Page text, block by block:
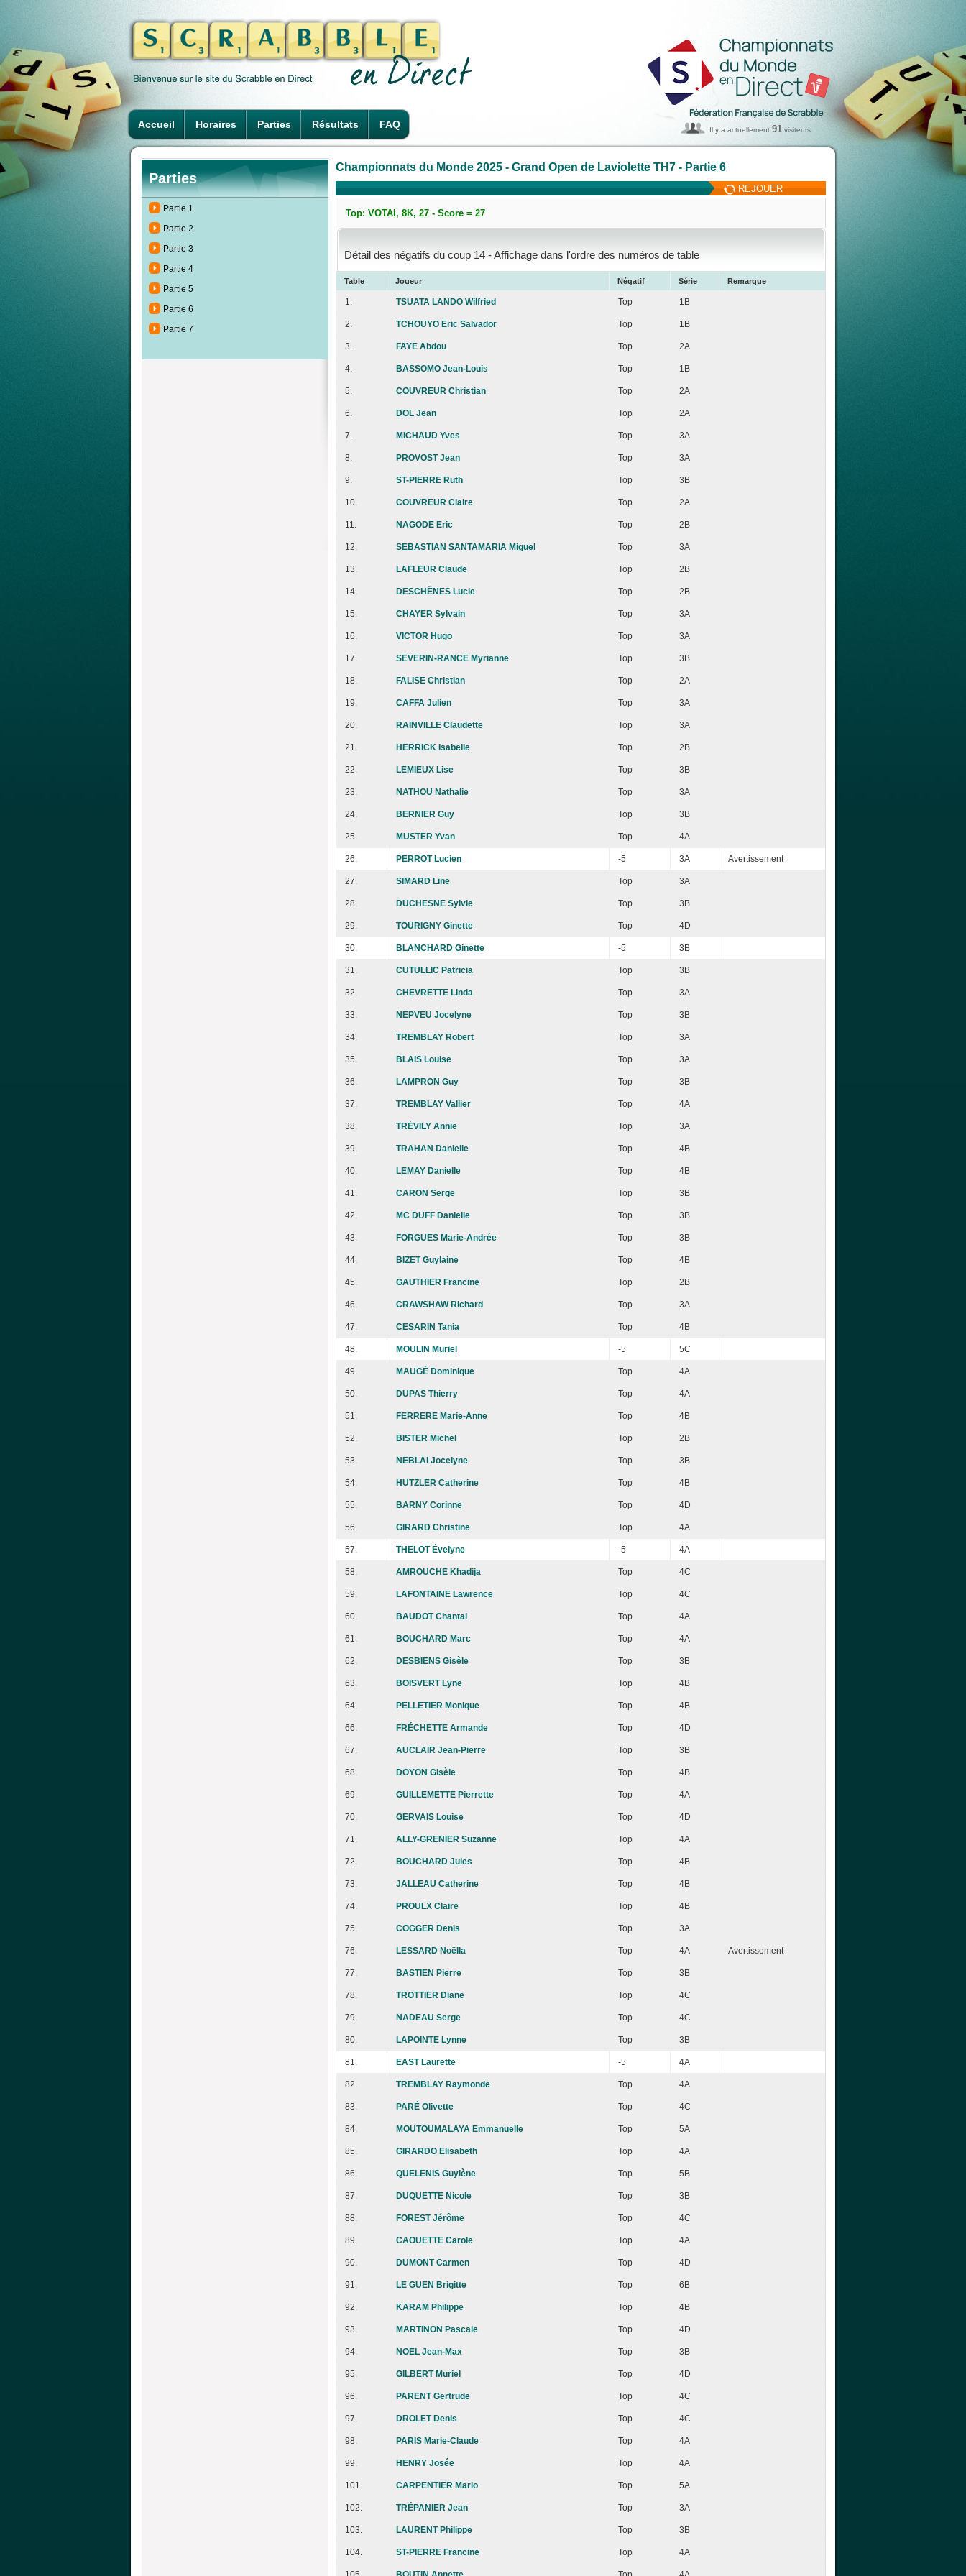
Accueil Horaires Parties Résultats FAQ Il y a actuellement 91 visiteurs
Parties
Partie 1
Partie 2
Partie 3
Partie 4
Partie 5
Partie 6
Partie 7
Championnats du Monde 2025 - Grand Open de Laviolette TH7 - Partie 6
REJOUER
Top: VOTAI, 8K, 27 - Score = 27
Détail des négatifs du coup 14 - Affichage dans l'ordre des numéros de table
Table Joueur Négatif Série Remarque
1. TSUATA LANDO Wilfried Top 1B
2. TCHOUYO Eric Salvador Top 1B
3. FAYE Abdou Top 2A
4. BASSOMO Jean-Louis Top 1B
5. COUVREUR Christian Top 2A
6. DOL Jean Top 2A
7. MICHAUD Yves Top 3A
8. PROVOST Jean Top 3A
9. ST-PIERRE Ruth Top 3B
10. COUVREUR Claire Top 2A
11. NAGODE Eric Top 2B
12. SEBASTIAN SANTAMARIA Miguel Top 3A
13. LAFLEUR Claude Top 2B
14. DESCHÊNES Lucie Top 2B
15. CHAYER Sylvain Top 3A
16. VICTOR Hugo Top 3A
17. SEVERIN-RANCE Myrianne Top 3B
18. FALISE Christian Top 2A
19. CAFFA Julien Top 3A
20. RAINVILLE Claudette Top 3A
21. HERRICK Isabelle Top 2B
22. LEMIEUX Lise Top 3B
23. NATHOU Nathalie Top 3A
24. BERNIER Guy Top 3B
25. MUSTER Yvan Top 4A
26. PERROT Lucien -5 3A Avertissement
27. SIMARD Line Top 3A
28. DUCHESNE Sylvie Top 3B
29. TOURIGNY Ginette Top 4D
30. BLANCHARD Ginette -5 3B
31. CUTULLIC Patricia Top 3B
32. CHEVRETTE Linda Top 3A
33. NEPVEU Jocelyne Top 3B
34. TREMBLAY Robert Top 3A
35. BLAIS Louise Top 3A
36. LAMPRON Guy Top 3B
37. TREMBLAY Vallier Top 4A
38. TRÉVILY Annie Top 3A
39. TRAHAN Danielle Top 4B
40. LEMAY Danielle Top 4B
41. CARON Serge Top 3B
42. MC DUFF Danielle Top 3B
43. FORGUES Marie-Andrée Top 3B
44. BIZET Guylaine Top 4B
45. GAUTHIER Francine Top 2B
46. CRAWSHAW Richard Top 3A
47. CESARIN Tania Top 4B
48. MOULIN Muriel -5 5C
49. MAUGÉ Dominique Top 4A
50. DUPAS Thierry Top 4A
51. FERRERE Marie-Anne Top 4B
52. BISTER Michel Top 2B
53. NEBLAI Jocelyne Top 3B
54. HUTZLER Catherine Top 4B
55. BARNY Corinne Top 4D
56. GIRARD Christine Top 4A
57. THELOT Évelyne -5 4A
58. AMROUCHE Khadija Top 4C
59. LAFONTAINE Lawrence Top 4C
60. BAUDOT Chantal Top 4A
61. BOUCHARD Marc Top 4A
62. DESBIENS Gisèle Top 3B
63. BOISVERT Lyne Top 4B
64. PELLETIER Monique Top 4B
66. FRÉCHETTE Armande Top 4D
67. AUCLAIR Jean-Pierre Top 3B
68. DOYON Gisèle Top 4B
69. GUILLEMETTE Pierrette Top 4A
70. GERVAIS Louise Top 4D
71. ALLY-GRENIER Suzanne Top 4A
72. BOUCHARD Jules Top 4B
73. JALLEAU Catherine Top 4B
74. PROULX Claire Top 4B
75. COGGER Denis Top 3A
76. LESSARD Noëlla Top 4A Avertissement
77. BASTIEN Pierre Top 3B
78. TROTTIER Diane Top 4C
79. NADEAU Serge Top 4C
80. LAPOINTE Lynne Top 3B
81. EAST Laurette -5 4A
82. TREMBLAY Raymonde Top 4A
83. PARÉ Olivette Top 4C
84. MOUTOUMALAYA Emmanuelle Top 5A
85. GIRARDO Elisabeth Top 4A
86. QUELENIS Guylène Top 5B
87. DUQUETTE Nicole Top 3B
88. FOREST Jérôme Top 4C
89. CAOUETTE Carole Top 4A
90. DUMONT Carmen Top 4D
91. LE GUEN Brigitte Top 6B
92. KARAM Philippe Top 4B
93. MARTINON Pascale Top 4D
94. NOËL Jean-Max Top 3B
95. GILBERT Muriel Top 4D
96. PARENT Gertrude Top 4C
97. DROLET Denis Top 4C
98. PARIS Marie-Claude Top 4A
99. HENRY Josée Top 4A
101. CARPENTIER Mario Top 5A
102. TRÉPANIER Jean Top 3A
103. LAURENT Philippe Top 3B
104. ST-PIERRE Francine Top 4A